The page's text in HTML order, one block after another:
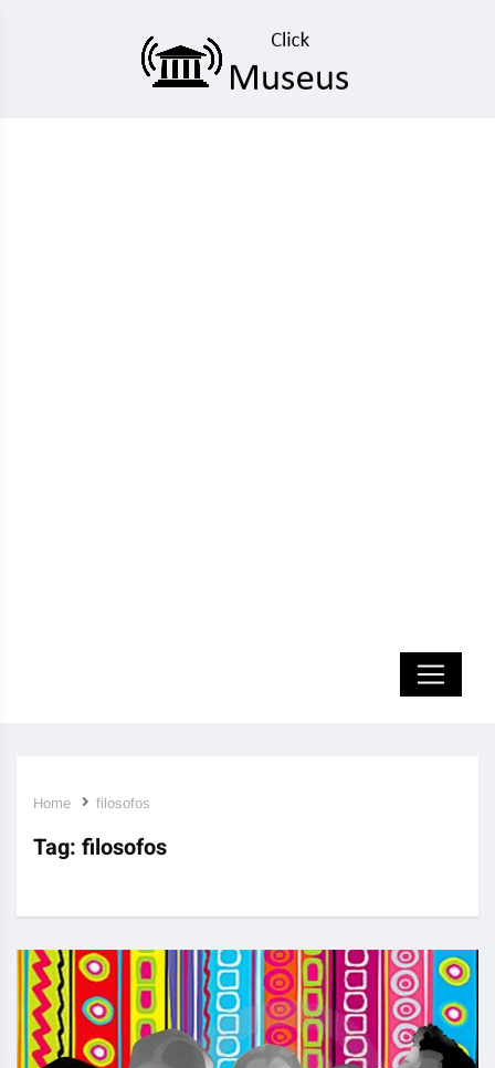
Home filosofos
Tag: filosofos